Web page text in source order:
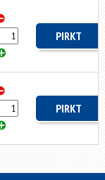
PIRKT
PIRKT